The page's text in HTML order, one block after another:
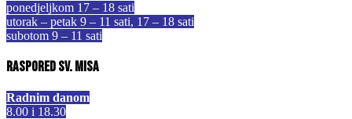
ponedjeljkom 17 – 18 sati
utorak – petak 9 – 11 sati, 17 – 18 sati
subotom 9 – 11 sati
Raspored sv. misa
Radnim danom
8.00 i 18.30